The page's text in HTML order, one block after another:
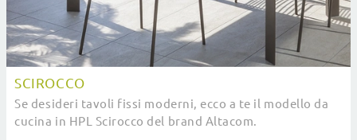
SCIROCCO
Se desideri tavoli fissi moderni, ecco a te il modello da
cucina in HPL Scirocco del brand Altacom.